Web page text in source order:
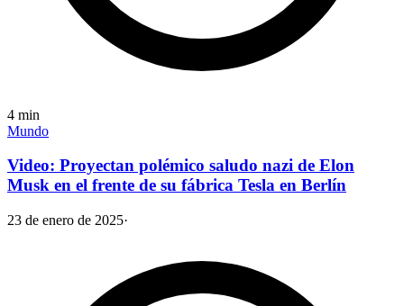
4 min
Mundo
Video: Proyectan polémico saludo nazi de Elon
Musk en el frente de su fábrica Tesla en Berlín
23 de enero de 2025·